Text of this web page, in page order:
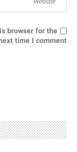
browser for the
time I comment.